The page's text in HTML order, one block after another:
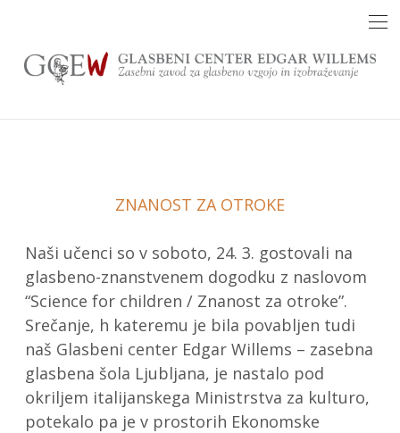
content
ZNANOST ZA OTROKE
Naši učenci so v soboto, 24. 3. gostovali na
glasbeno-znanstvenem dogodku z naslovom
“Science for children / Znanost za otroke”.
Srečanje, h kateremu je bila povabljen tudi
naš Glasbeni center Edgar Willems – zasebna
glasbena šola Ljubljana, je nastalo pod
okriljem italijanskega Ministrstva za kulturo,
potekalo pa je v prostorih Ekonomske